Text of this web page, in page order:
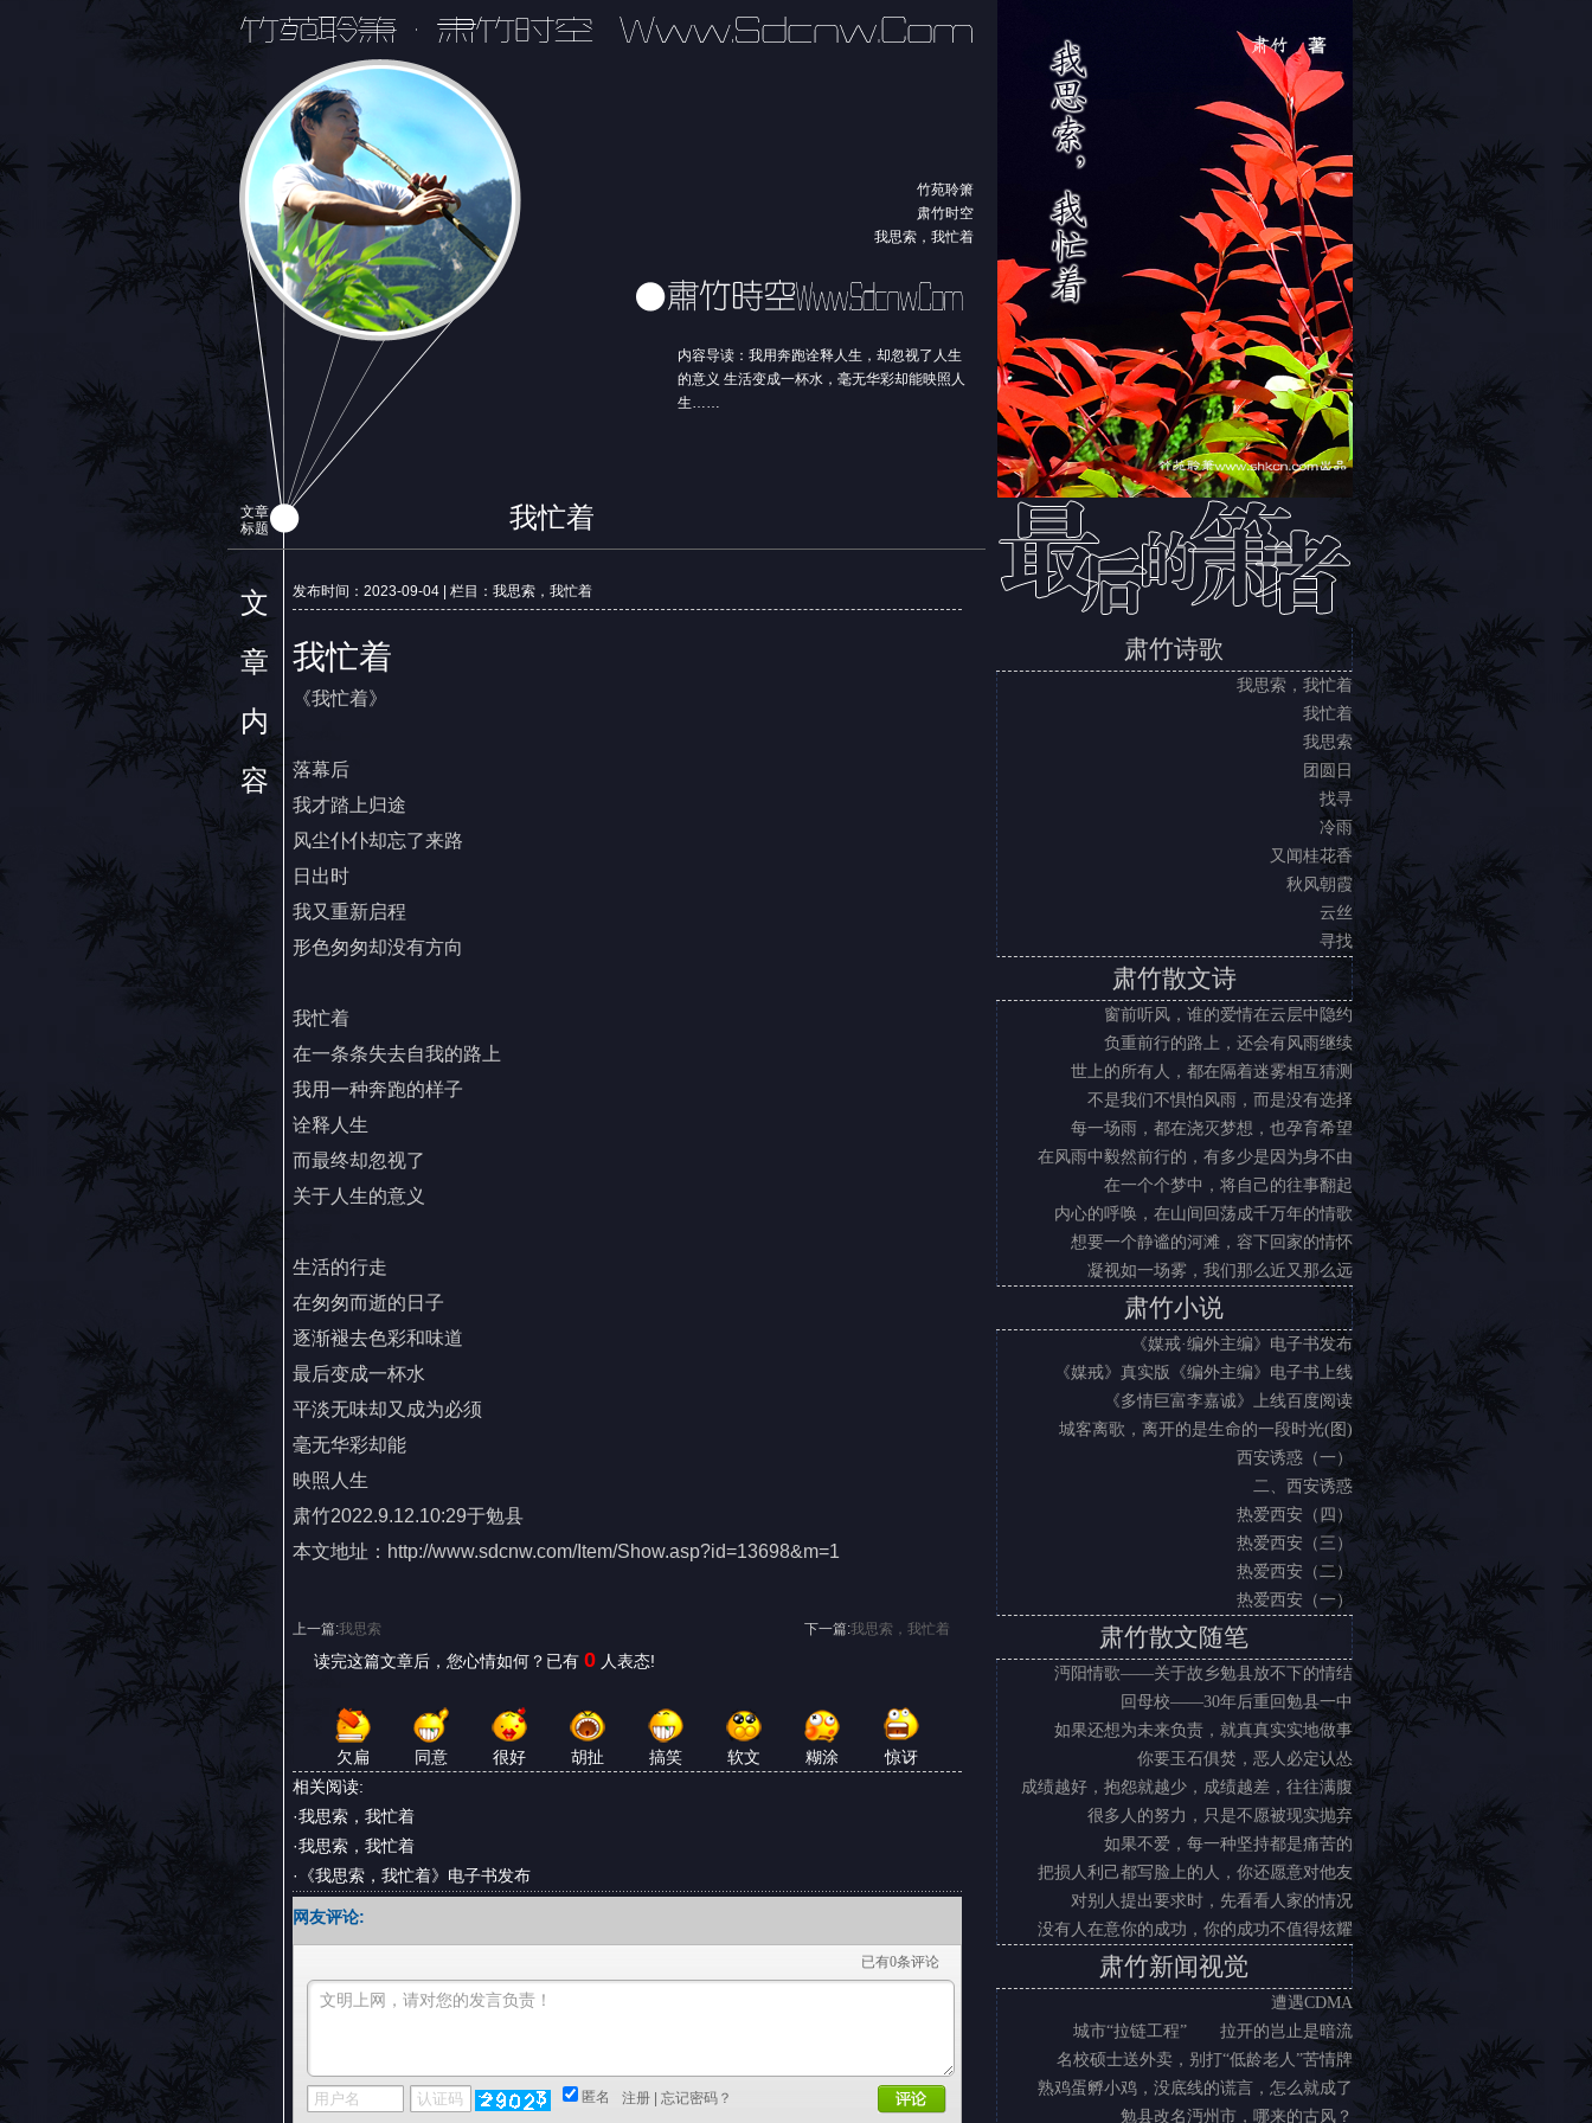
文章
标题
我忙着
竹苑聆箫
肃竹时空
我思索，我忙着
内容导读：我用奔跑诠释人生，却忽视了人生
的意义 生活变成一杯水，毫无华彩却能映照人
生……
文
章
内
容
发布时间：2023-09-04 | 栏目：我思索，我忙着
我忙着
《我忙着》
落幕后
我才踏上归途
风尘仆仆却忘了来路
日出时
我又重新启程
形色匆匆却没有方向
我忙着
在一条条失去自我的路上
我用一种奔跑的样子
诠释人生
而最终却忽视了
关于人生的意义
生活的行走
在匆匆而逝的日子
逐渐褪去色彩和味道
最后变成一杯水
平淡无味却又成为必须
毫无华彩却能
映照人生
肃竹2022.9.12.10:29于勉县
本文地址： http://www.sdcnw.com/Item/Show.asp?id=13698&m=1
上一篇:我思索 下一篇:我思索，我忙着
读完这篇文章后，您心情如何？已有 0 人表态!
欠扁 同意 很好 胡扯 搞笑 软文 糊涂
惊讶
相关阅读:
·我思索，我忙着
·我思索，我忙着
· 《我思索，我忙着》电子书发布
网友评论:
已有0条评论
匿名 注册 忘记密码？
肃竹诗歌
我思索，我忙着
我忙着
我思索
团圆日
找寻
冷雨
又闻桂花香
秋风朝霞
云丝
寻找
肃竹散文诗
窗前听风，谁的爱情在云层中隐约
负重前行的路上，还会有风雨继续
世上的所有人，都在隔着迷雾相互猜测
不是我们不惧怕风雨，而是没有选择
每一场雨，都在浇灭梦想，也孕育希望
在风雨中毅然前行的，有多少是因为身不由
在一个个梦中，将自己的往事翻起
内心的呼唤，在山间回荡成千万年的情歌
想要一个静谧的河滩，容下回家的情怀
凝视如一场雾，我们那么近又那么远
肃竹小说
《媒戒·编外主编》电子书发布
《媒戒》真实版《编外主编》电子书上线
《多情巨富李嘉诚》上线百度阅读
城客离歌，离开的是生命的一段时光(图)
西安诱惑（一）
二、西安诱惑
热爱西安（四）
热爱西安（三）
热爱西安（二）
热爱西安（一）
肃竹散文随笔
沔阳情歌——关于故乡勉县放不下的情结
回母校——30年后重回勉县一中
如果还想为未来负责，就真真实实地做事
你要玉石俱焚，恶人必定认怂
成绩越好，抱怨就越少，成绩越差，往往满腹
很多人的努力，只是不愿被现实抛弃
如果不爱，每一种坚持都是痛苦的
把损人利己都写脸上的人，你还愿意对他友
对别人提出要求时，先看看人家的情况
没有人在意你的成功，你的成功不值得炫耀
肃竹新闻视觉
遭遇CDMA
城市“拉链工程” 拉开的岂止是暗流
名校硕士送外卖，别打“低龄老人”苦情牌
熟鸡蛋孵小鸡，没底线的谎言，怎么就成了
勉县改名沔州市，哪来的古风？